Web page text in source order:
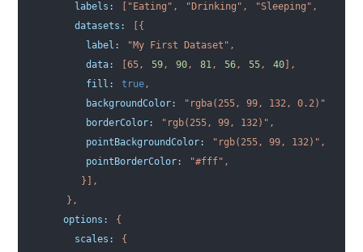
    labels:
"Eating" , "Drinking" , "Sleeping" ,
    datasets:
[{
      label:
"My First Dataset" ,
      data:
65, 59, 90, 81, 56, 55, 40],
      fill:
true,
      backgroundColor:
"rgba(255, 99, 132, 0.2)"
      borderColor:
"rgb(255, 99, 132)" ,
      pointBackgroundColor:
"rgb(255, 99, 132)" ,
      pointBorderColor:
"#fff" ,
}],
},
  options:
{
    scales:
{